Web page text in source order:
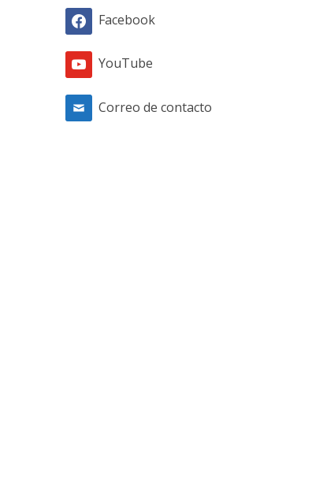
Facebook
YouTube
Correo de contacto